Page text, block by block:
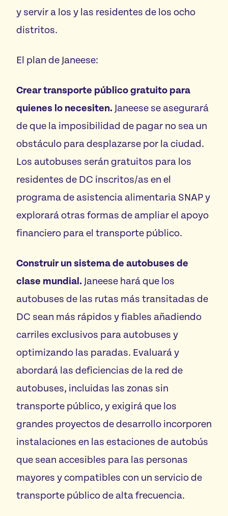
y servir a los y las residentes de los ocho
distritos.
El plan de Janeese:
Crear transporte público gratuito para
quienes lo necesiten. Janeese se asegurará
de que la imposibilidad de pagar no sea un
obstáculo para desplazarse por la ciudad.
Los autobuses serán gratuitos para los
residentes de DC inscritos/as en el
programa de asistencia alimentaria SNAP y
explorará otras formas de ampliar el apoyo
financiero para el transporte público.
Construir un sistema de autobuses de
clase mundial. Janeese hará que los
autobuses de las rutas más transitadas de
DC sean más rápidos y fiables añadiendo
carriles exclusivos para autobuses y
optimizando las paradas. Evaluará y
abordará las deficiencias de la red de
autobuses, incluidas las zonas sin
transporte público, y exigirá que los
grandes proyectos de desarrollo incorporen
instalaciones en las estaciones de autobús
que sean accesibles para las personas
mayores y compatibles con un servicio de
transporte público de alta frecuencia.